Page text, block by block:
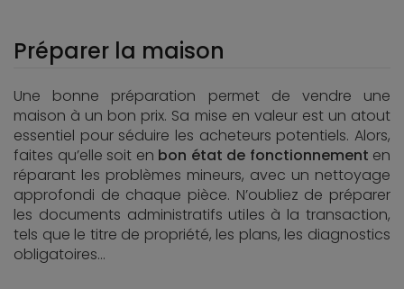
Préparer la maison
Une bonne préparation permet de vendre une
maison à un bon prix. Sa mise en valeur est un atout
essentiel pour séduire les acheteurs potentiels. Alors,
faites qu’elle soit en bon état de fonctionnement en
réparant les problèmes mineurs, avec un nettoyage
approfondi de chaque pièce. N’oubliez de préparer
les documents administratifs utiles à la transaction,
tels que le titre de propriété, les plans, les diagnostics
obligatoires…